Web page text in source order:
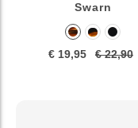
Swarn
€ 19,95 € 22,90